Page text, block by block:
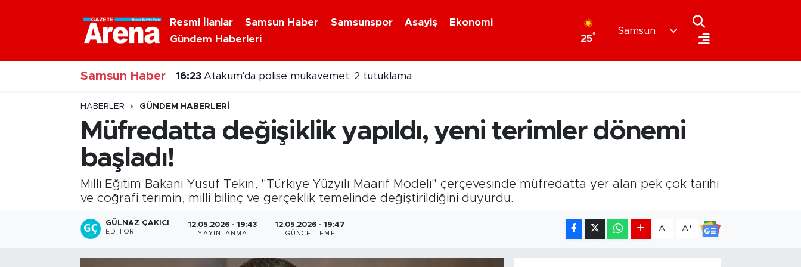
Resmi İlanlar Samsun Haber Samsunspor Asayiş
Ekonomi
Gündem Haberleri
25°
Samsun
Samsun Haber 16:23 Atakum'da polise mukavemet: 2 tutuklama
HABERLER GÜNDEM HABERLERI
Müfredatta değişiklik yapıldı, yeni terimler dönemi
başladı!
Milli Eğitim Bakanı Yusuf Tekin, "Türkiye Yüzyılı Maarif Modeli" çerçevesinde müfredatta yer alan pek çok tarihi
ve coğrafi terimin, milli bilinç ve gerçeklik temelinde değiştirildiğini duyurdu.
GÜLNAZ ÇAKICI
EDITÖR
12.05.2026 - 19:43
YAYINLANMA
12.05.2026 - 19:47
GÜNCELLEME
A- A+
Nöbetçi Eczaneler
Hava Durumu
Samsun Namaz Vakitleri
Trafik Durumu
Süper Lig Puan Durumu ve Fikstür
Tüm Manşetler
Son Dakika Haberleri
Haber Arşivi